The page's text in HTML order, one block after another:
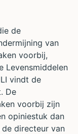
de
van
voorbij,
Levensmiddelen
vindt de
De
voorbij zijn
opiniestuk dan
directeur van